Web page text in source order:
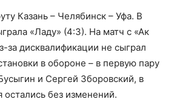
Казань – Челябинск – Уфа. В
«Ладу» (4:3). На матч с «Ак
за дисквалификации не сыграл
в обороне – в первую пару
и Сергей Зборовский, в
без изменений.